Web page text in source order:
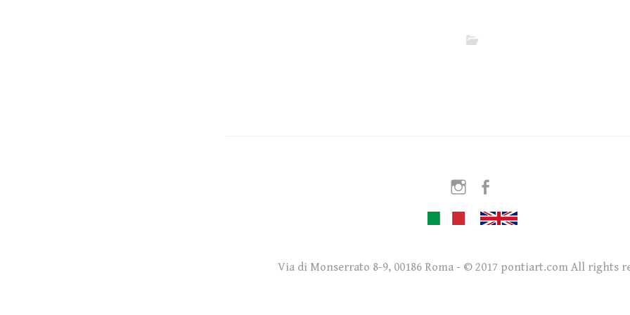
Instagram
Via di Monserrato 8-9, 00186 Roma - © 2017 pontiart.com All rights